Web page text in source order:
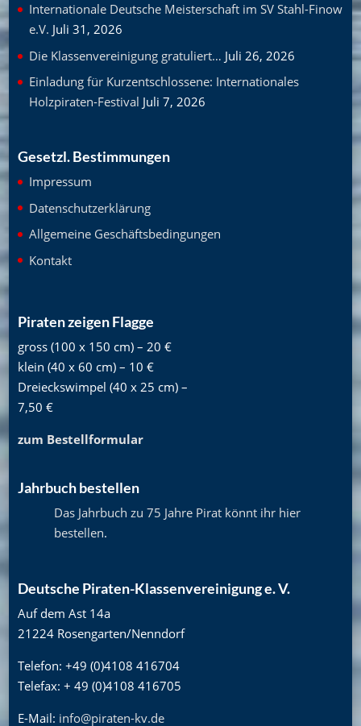
Internationale Deutsche Meisterschaft im SV Stahl-Finow
e.V. Juli 31, 2026
Die Klassenvereinigung gratuliert… Juli 26, 2026
Einladung für Kurzentschlossene: Internationales
Holzpiraten-Festival Juli 7, 2026
Gesetzl. Bestimmungen
Impressum
Datenschutzerklärung
Allgemeine Geschäftsbedingungen
Kontakt
Piraten zeigen Flagge
gross (100 x 150 cm) – 20 €
klein (40 x 60 cm) – 10 €
Dreieckswimpel (40 x 25 cm) –
7,50 €
zum Bestellformular
Jahrbuch bestellen
Das Jahrbuch zu 75 Jahre Pirat könnt ihr hier
bestellen.
Deutsche Piraten-Klassenvereinigung e. V.
Auf dem Ast 14a
21224 Rosengarten/Nenndorf
Telefon: +49 (0)4108 416704
Telefax: + 49 (0)4108 416705
E-Mail: info@piraten-kv.de